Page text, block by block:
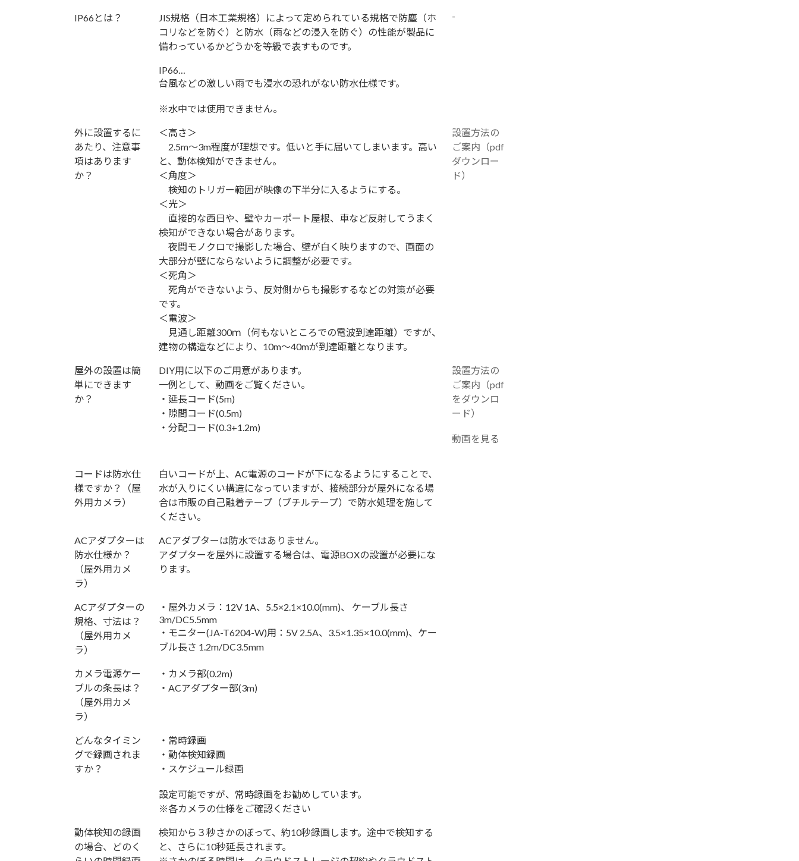
IP66とは？
JIS規格（日本工業規格）によって定められている規格で防塵（ホ
コリなどを防ぐ）と防水（雨などの浸入を防ぐ）の性能が製品に
備わっているかどうかを等級で表すものです。
IP66…
台風などの激しい雨でも浸水の恐れがない防水仕様です。
※水中では使用できません。
-
外に設置するに
あたり、注意事
項はあります
か？
＜高さ＞
2.5m～3m程度が理想です。低いと手に届いてしまいます。高い
と、動体検知ができません。
＜角度＞
検知のトリガー範囲が映像の下半分に入るようにする。
＜光＞
直接的な西日や、壁やカーポート屋根、車など反射してうまく
検知ができない場合があります。
夜間モノクロで撮影した場合、壁が白く映りますので、画面の
大部分が壁にならないように調整が必要です。
＜死角＞
死角ができないよう、反対側からも撮影するなどの対策が必要
です。
＜電波＞
見通し距離300ｍ（何もないところでの電波到達距離）ですが、
建物の構造などにより、10m～40mが到達距離となります。
設置方法の
ご案内（pdf
ダウンロー
ド）
屋外の設置は簡
単にできます
か？
DIY用に以下のご用意があります。
一例として、動画をご覧ください。
・延長コード(5m)
・隙間コード(0.5m)
・分配コード(0.3+1.2m)
設置方法の
ご案内（pdf
をダウンロ
ード）
動画を見る
コードは防水仕
様ですか？（屋
外用カメラ）
白いコードが上、AC電源のコードが下になるようにすることで、
水が入りにくい構造になっていますが、接続部分が屋外になる場
合は市販の自己融着テープ（ブチルテープ）で防水処理を施して
ください。
ACアダプターは
防水仕様か？
（屋外用カメ
ラ）
ACアダプターは防水ではありません。
アダプターを屋外に設置する場合は、電源BOXの設置が必要にな
ります。
ACアダプターの
規格、寸法は？
（屋外用カメ
ラ）
・屋外カメラ：12V 1A、5.5×2.1×10.0(mm)、 ケーブル長さ
3m/DC5.5mm
・モニター(JA-T6204-W)用：5V 2.5A、3.5×1.35×10.0(mm)、ケー
ブル長さ 1.2m/DC3.5mm
カメラ電源ケー
ブルの条長は？
（屋外用カメ
ラ）
・カメラ部(0.2m)
・ACアダプター部(3m)
どんなタイミン
グで録画されま
すか？
・常時録画
・動体検知録画
・スケジュール録画
設定可能ですが、常時録画をお勧めしています。
※各カメラの仕様をご確認ください
動体検知の録画
の場合、どのく
検知から３秒さかのぼって、約10秒録画します。途中で検知する
と、さらに10秒延長されます。